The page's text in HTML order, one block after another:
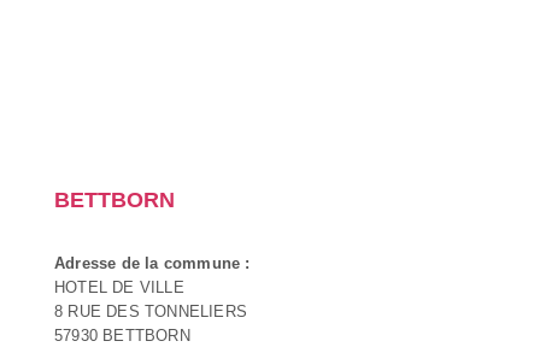
BETTBORN
Adresse de la commune :
HOTEL DE VILLE
8 RUE DES TONNELIERS
57930 BETTBORN